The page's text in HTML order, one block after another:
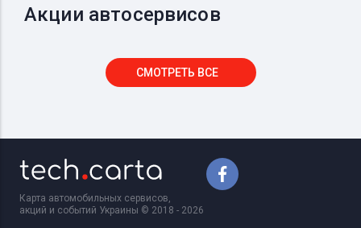
Акции автосервисов
СМОТРЕТЬ ВСЕ
Карта автомобильных сервисов,
акций и событий Украины © 2018 - 2026